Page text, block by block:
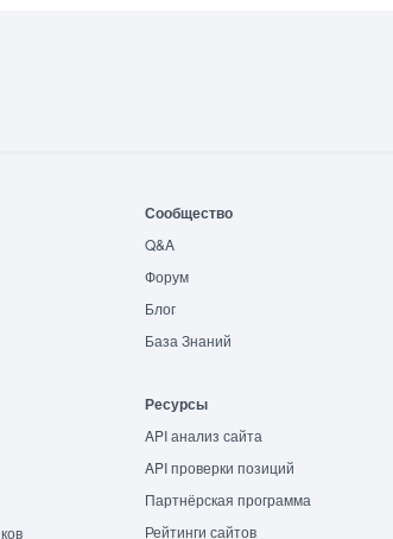
Сообщество
Q&A
Форум
Блог
База Знаний
Ресурсы
API анализ сайта
API проверки позиций
Партнёрская программа
Рейтинги сайтов